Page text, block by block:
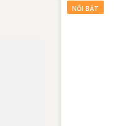
NỔI BẬT